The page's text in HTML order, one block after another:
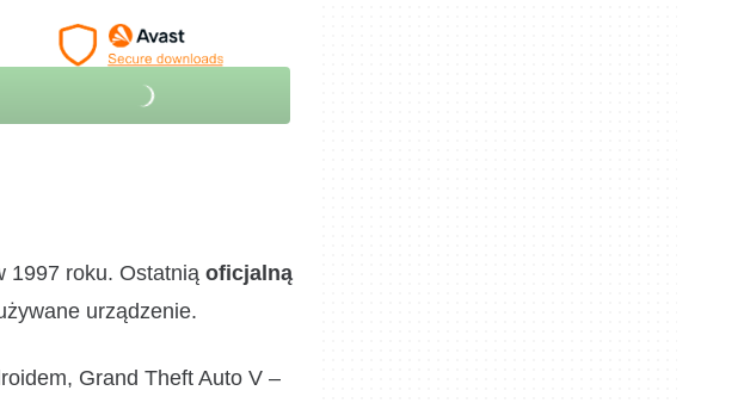
1997 roku. Ostatnią oficjalną
urządzenie.
Grand Theft Auto V –